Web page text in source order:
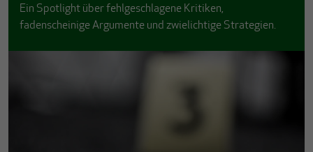
Ein Spotlight über fehlgeschlagene Kritiken,
fadenscheinige Argumente und zwielichtige Strategien.